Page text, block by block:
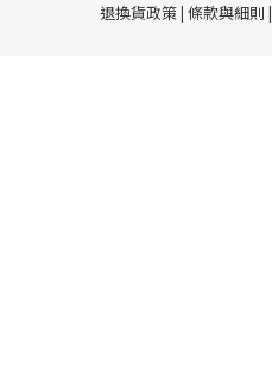
退換貨政策| 條款與細則 |